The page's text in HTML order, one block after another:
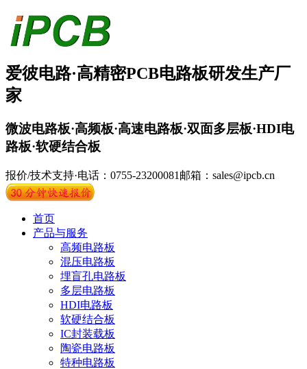
爱彼电路·高精密PCB电路板研发生产厂
家
微波电路板·高频板·高速电路板·双面多层板·HDI电
路板·软硬结合板
报价/技术支持·电话：0755-23200081 邮箱：sales@ipcb.cn
首页
产品与服务
高频电路板
混压电路板
埋盲孔电路板
多层电路板
HDI电路板
软硬结合板
IC封装载板
陶瓷电路板
特种电路板